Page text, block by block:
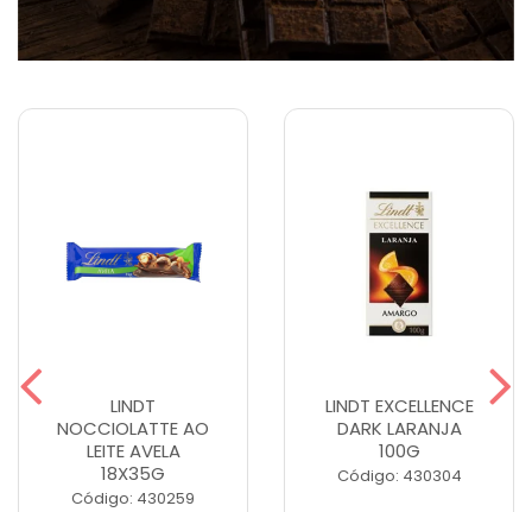
LINDT
NOCCIOLATTE AO
LEITE AVELA
18X35G
Código: 430259
LINDT EXCELLENCE
DARK LARANJA
100G
Código: 430304